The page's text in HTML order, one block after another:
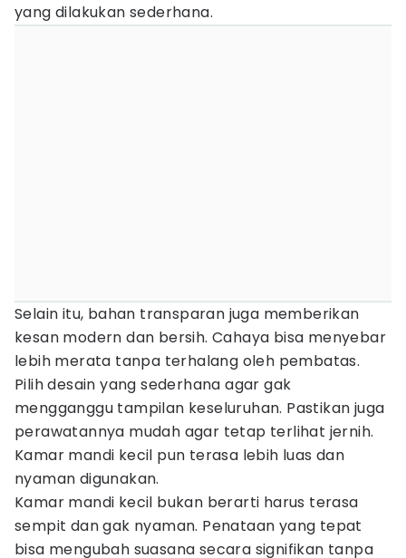
yang dilakukan sederhana.
Selain itu, bahan transparan juga memberikan
kesan modern dan bersih. Cahaya bisa menyebar
lebih merata tanpa terhalang oleh pembatas.
Pilih desain yang sederhana agar gak
mengganggu tampilan keseluruhan. Pastikan juga
perawatannya mudah agar tetap terlihat jernih.
Kamar mandi kecil pun terasa lebih luas dan
nyaman digunakan.
Kamar mandi kecil bukan berarti harus terasa
sempit dan gak nyaman. Penataan yang tepat
bisa mengubah suasana secara signifikan tanpa